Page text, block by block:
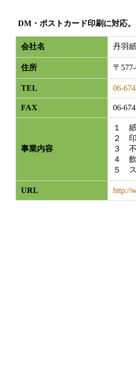
DM・ポストカード印刷に対応
会社名 丹羽
住所 〒
TEL 06-
FAX 06-
事業内容
１ 紙
２
３ 不
４ 飲
５ ス
URL http://